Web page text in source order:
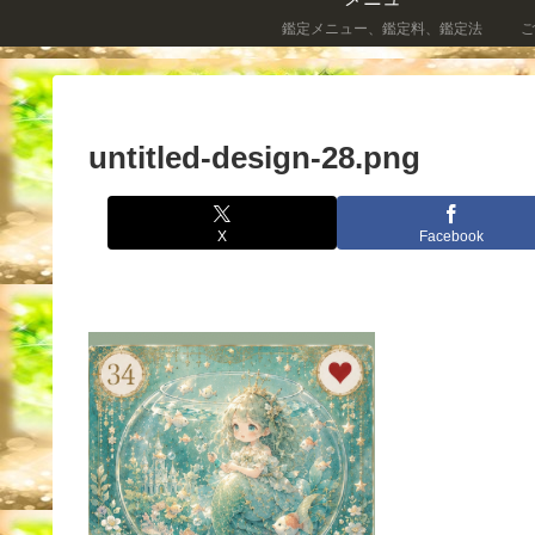
鑑定メニュー、鑑定料、鑑定法
untitled-design-28.png
X Facebook